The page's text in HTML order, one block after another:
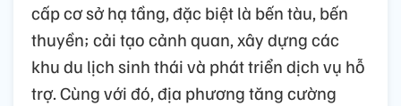
cấp cơ sở hạ tầng, đặc biệt là bến tàu, bến
thuyền; cải tạo cảnh quan, xây dựng các
khu du lịch sinh thái và phát triển dịch vụ hỗ
trợ. Cùng với đó, địa phương tăng cường